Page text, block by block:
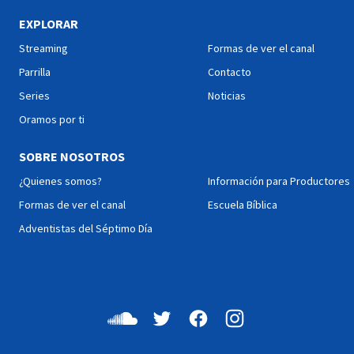
propósito de tu vida.
EXPLORAR
Streaming
Parrilla
Series
Oramos por ti
Formas de ver el canal
Contacto
Noticias
SOBRE NOSOTROS
¿Quienes somos?
Formas de ver el canal
Adventistas del Séptimo Día
Información para Productores
Escuela Bíblica